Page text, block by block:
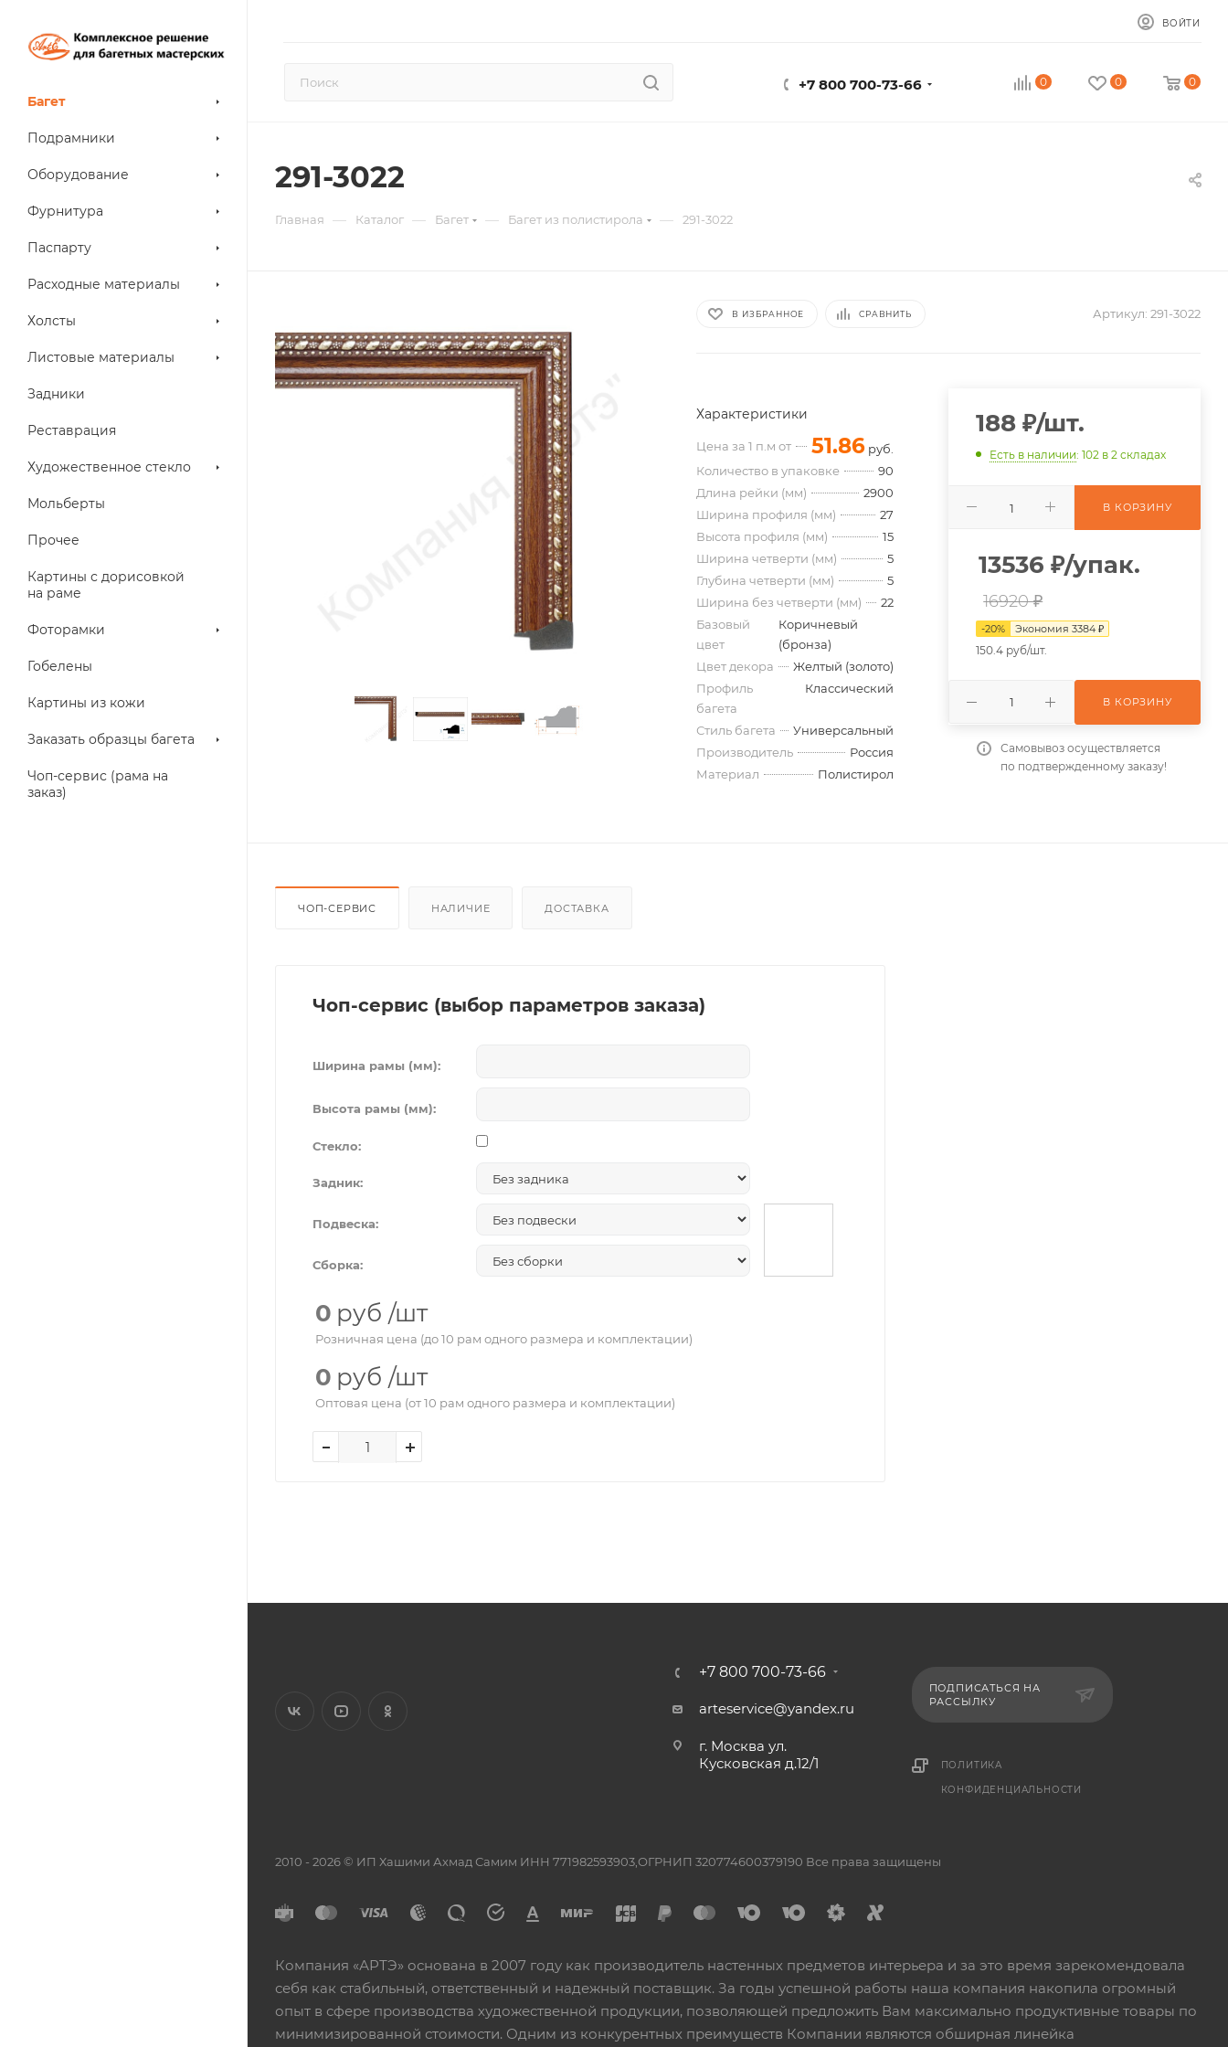
ВОЙТИ
+7 800 700-73-66 0 0 0
Багет
Подрамники
Оборудование
Фурнитура
Паспарту
Расходные материалы
Холсты
Листовые материалы
Задники
Реставрация
Художественное стекло
Мольберты
Прочее
Картины с дорисовкой
на раме
Фоторамки
Гобелены
Картины из кожи
Заказать образцы багета
Чоп-сервис (рама на
заказ)
291-3022
Главная — Каталог — Багет — Багет из полистирола — 291-3022
В ИЗБРАННОЕ СРАВНИТЬ Артикул: 291-3022
Характеристики
Цена за 1 п.м от 51.86 руб.
Количество в упаковке
90
Длина рейки (мм)
2900
Ширина профиля (мм)
27
Высота профиля (мм)
15
Ширина четверти (мм)
5
Глубина четверти (мм)
5
Ширина без четверти (мм)
22
Базовый
цвет
Коричневый
(бронза)
Цвет декора
Желтый (золото)
Профиль
багета
Классический
Стиль багета
Универсальный
Производитель
Россия
Материал
Полистирол
188 ₽/шт.
Есть в наличии: 102 в 2 складах
В КОРЗИНУ
13536 ₽/упак.
16920 ₽
-20% Экономия3384 ₽
150.4 руб/шт.
В КОРЗИНУ
Самовывоз осуществляется
по подтвержденному заказу!
ЧОП-СЕРВИС НАЛИЧИЕ ДОСТАВКА
Чоп-сервис (выбор параметров заказа)
Ширина рамы (мм):
Высота рамы (мм):
Стекло:
Задник:
Подвеска:
Сборка:
0 руб /шт
Розничная цена (до 10 рам одного размера и комплектации)
0 руб /шт
Оптовая цена (от 10 рам одного размера и комплектации)
+7 800 700-73-66
arteservice@yandex.ru
г. Москва ул.
Кусковская д.12/1
ПОДПИСАТЬСЯ НА
РАССЫЛКУ
ПОЛИТИКА
КОНФИДЕНЦИАЛЬНОСТИ
2010 - 2026 © ИП Хашими Ахмад Самим ИНН 771982593903,ОГРНИП 320774600379190 Все права защищены
Компания «АРТЭ» основана в 2007 году как производитель настенных предметов интерьера и за это время зарекомендовала
себя как стабильный, ответственный и надежный поставщик. За годы успешной работы наша компания накопила огромный
опыт в сфере производства художественной продукции, позволяющей предложить Вам максимально продуктивные товары по
минимизированной стоимости. Одним из конкурентных преимуществ Компании являются обширная линейка